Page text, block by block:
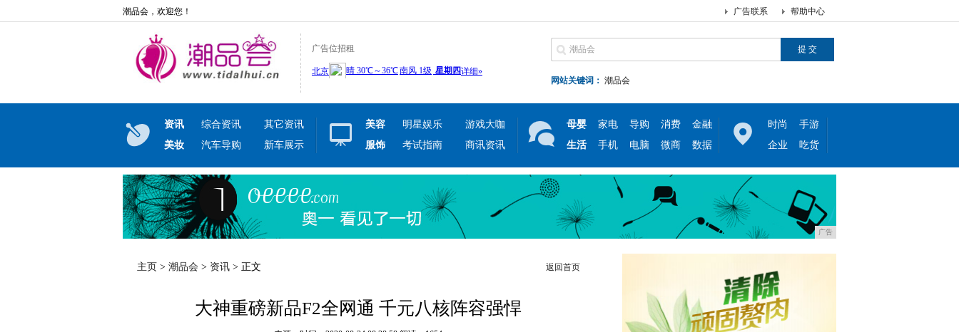
潮品会，欢迎您！ 帮助中心
广告联系
广告位招租
网站关键词： 潮品会
资讯 综合资讯
其它资讯
美妆
汽车导购 新车展示
美容 明星娱乐
游戏大咖
服饰
考试指南 商讯资讯
母婴 家电 导购 消费
金融
生活
手机 电脑 微商 数据
时尚
手游
企业
吃货
广告
主页 > 潮品会 > 资讯 > 正文 返回首页
大神重磅新品F2全网通 千元八核阵容强悍